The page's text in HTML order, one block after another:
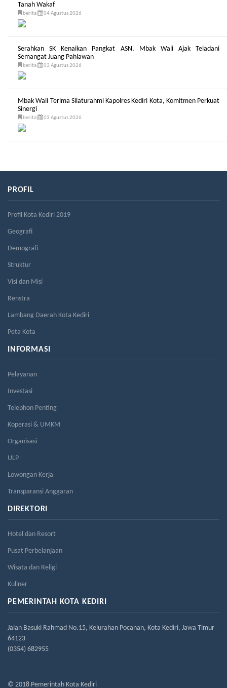
Tanah Wakaf
berita 04 Agustus 2026
Serahkan SK Kenaikan Pangkat ASN, Mbak Wali Ajak Teladani
Semangat Juang Pahlawan
berita 03 Agustus 2026
Mbak Wali Terima Silaturahmi Kapolres Kediri Kota, Komitmen Perkuat
Sinergi
berita 03 Agustus 2026
PROFIL
Profil Kota Kediri 2019
Geografi
Demografi
Struktur
Visi dan Misi
Renstra
Lambang Daerah Kota Kediri
Peta Kota
INFORMASI
Pelayanan
Investasi
Telephon Penting
Koperasi & UMKM
Organisasi
ULP
Lowongan Kerja
Transparansi Anggaran
DIREKTORI
Hotel dan Resort
Pusat Perbelanjaan
Wisata dan Religi
Kuliner
PEMERINTAH KOTA KEDIRI
Jalan Basuki Rahmad No.15, Kelurahan Pocanan, Kota Kediri, Jawa Timur
64123
(0354) 682955
© 2018 Pemerintah Kota Kediri